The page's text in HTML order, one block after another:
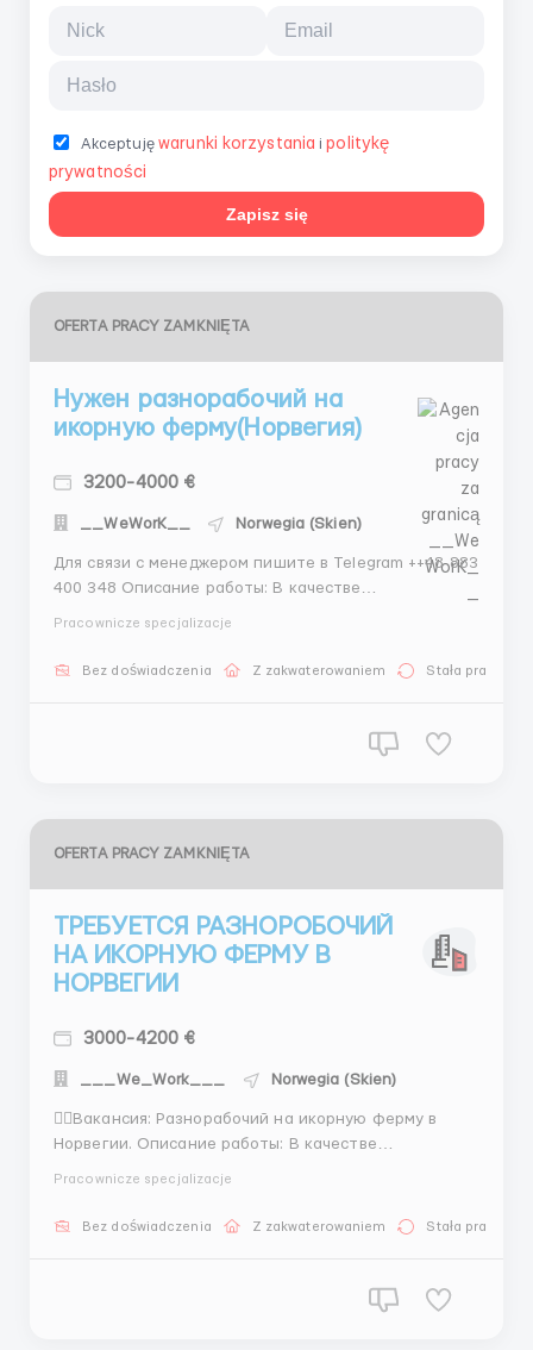
Akceptujęwarunki korzystania ipolitykę
prywatności
Zapisz się
OFERTA PRACY ZAMKNIĘTA
Нужен разнорабочий на
икорную ферму(Норвегия)
3200-4000 €
__WeWorK__ Norwegia (Skien)
Для связи с менеджером пишите в Telegram ++48 883
400 348 Описание работы: В качестве
с обслуживанием и уходом за икорными рыбами и
Pracownicze specjalizacje
Bez doświadczenia Z zakwaterowaniem Stała praca
OFERTA PRACY ZAMKNIĘTA
ТРЕБУЕТСЯ РАЗНОРОБОЧИЙ
НА ИКОРНУЮ ФЕРМУ В
НОРВЕГИИ
3000-4200 €
___We_Work___ Norwegia (Skien)
👉🏻Вакансия: Разнорабочий на икорную ферму в
Норвегии. Описание работы: В качестве
с обслуживанием и уходом за икорными рыбами и
Pracownicze specjalizacje
Bez doświadczenia Z zakwaterowaniem Stała praca